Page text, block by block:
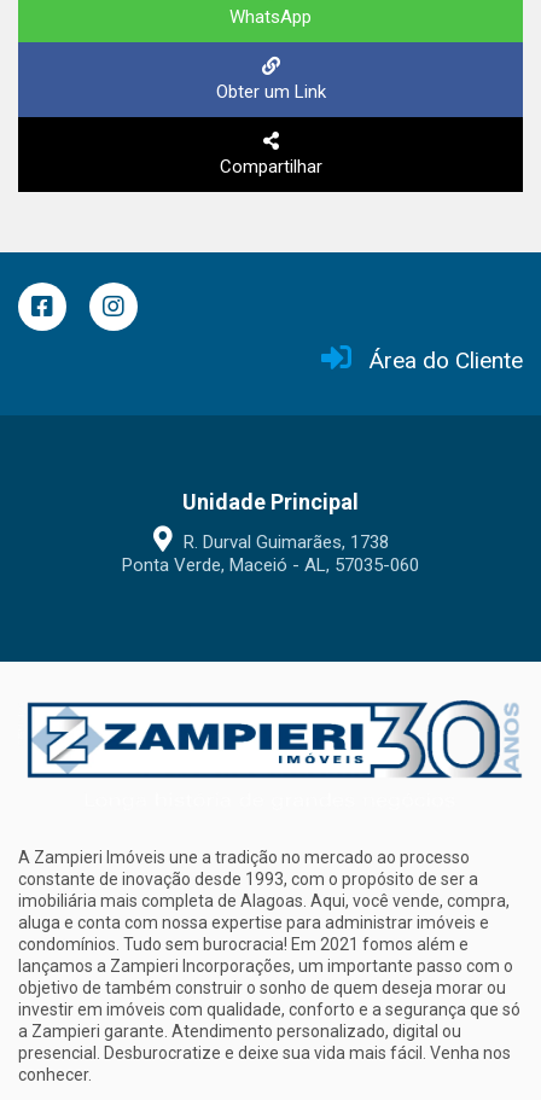
WhatsApp
Obter um Link
Compartilhar
Área do Cliente
Unidade Principal
R. Durval Guimarães, 1738
Ponta Verde, Maceió - AL, 57035-060
A Zampieri Imóveis une a tradição no mercado ao processo
constante de inovação desde 1993, com o propósito de ser a
imobiliária mais completa de Alagoas. Aqui, você vende, compra,
aluga e conta com nossa expertise para administrar imóveis e
condomínios. Tudo sem burocracia! Em 2021 fomos além e
lançamos a Zampieri Incorporações, um importante passo com o
objetivo de também construir o sonho de quem deseja morar ou
investir em imóveis com qualidade, conforto e a segurança que só
a Zampieri garante. Atendimento personalizado, digital ou
presencial. Desburocratize e deixe sua vida mais fácil. Venha nos
conhecer.